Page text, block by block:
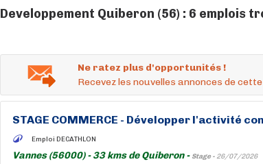
Developpement Quiberon (56) : 6 emplois
Ne ratez plus d'opportunités !
Recevez les nouvelles annonces de
STAGE COMMERCE - Développer l'activité
Emploi DECATHLON
Vannes (56000) - 33 kms de Quiberon - Stage - 26/07/2026